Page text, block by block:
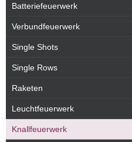
Batteriefeuerwerk
Verbundfeuerwerk
Single Shots
Single Rows
Raketen
Leuchtfeuerwerk
Knallfeuerwerk